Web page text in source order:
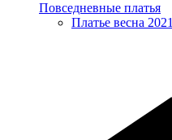
Повседневные платья
Платье весна 2021